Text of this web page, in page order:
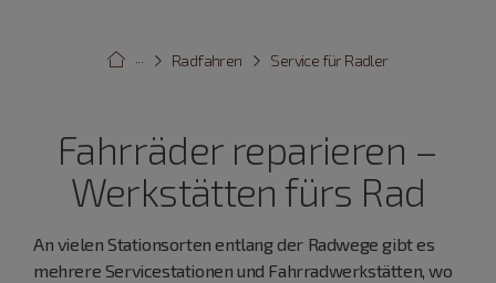
Service für Radler
Radfahren
···
Fahrräder reparieren –
Werkstätten fürs Rad
An vielen Stationsorten entlang der Radwege gibt es
mehrere Servicestationen und Fahrradwerkstätten, wo